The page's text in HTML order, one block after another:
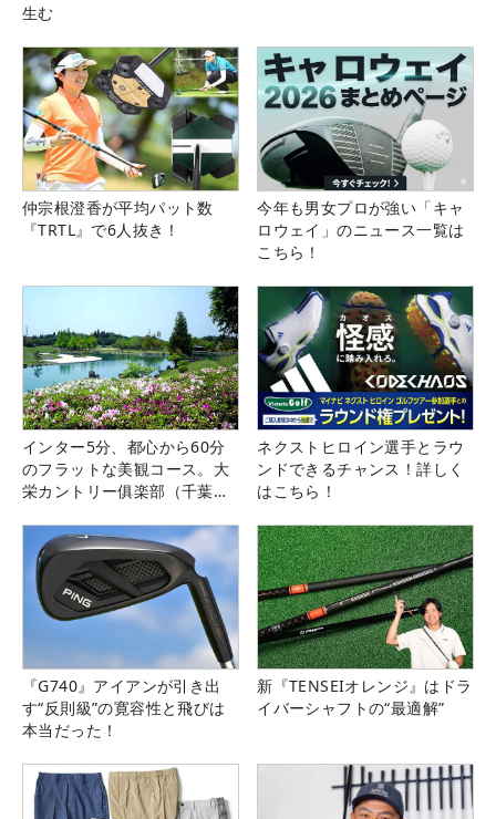
生む
仲宗根澄香が平均パット数
『TRTL』で6人抜き！
今年も男女プロが強い「キャ
ロウェイ」のニュース一覧は
こちら！
インター5分、都心から60分
のフラットな美観コース。大
栄カントリー俱楽部（千葉
ネクストヒロイン選手とラウ
ンドできるチャンス！詳しく
はこちら！
『G740』アイアンが引き出
す“反則級”の寛容性と飛びは
本当だった！
新『TENSEIオレンジ』はドラ
イバーシャフトの“最適解”